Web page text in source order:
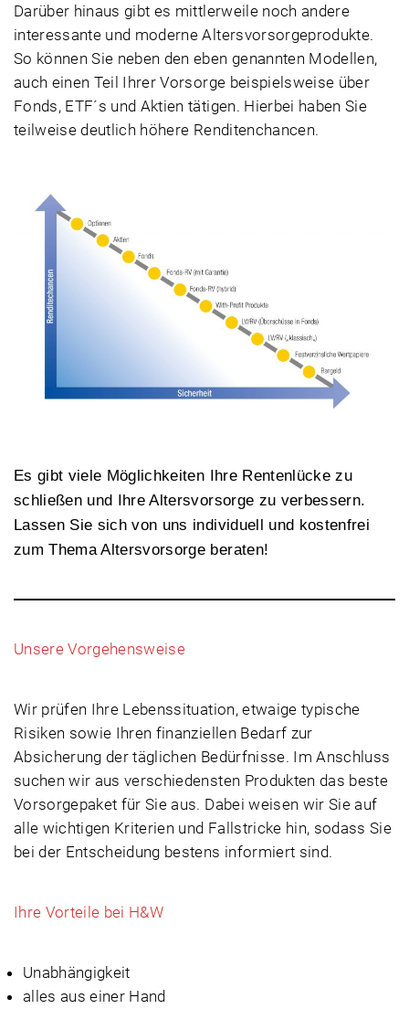
Darüber hinaus gibt es mittlerweile noch andere
interessante und moderne Altersvorsorgeprodukte.
So können Sie neben den eben genannten Modellen,
auch einen Teil Ihrer Vorsorge beispielsweise über
Fonds, ETF´s und Aktien tätigen. Hierbei haben Sie
teilweise deutlich höhere Renditenchancen.
Es gibt viele Möglichkeiten Ihre Rentenlücke zu
schließen und Ihre Altersvorsorge zu verbessern.
Lassen Sie sich von uns individuell und kostenfrei
zum Thema Altersvorsorge beraten!
Unsere Vorgehensweise
Wir prüfen Ihre Lebenssituation, etwaige typische
Risiken sowie Ihren finanziellen Bedarf zur
Absicherung der täglichen Bedürfnisse. Im Anschluss
suchen wir aus verschiedensten Produkten das beste
Vorsorgepaket für Sie aus. Dabei weisen wir Sie auf
alle wichtigen Kriterien und Fallstricke hin, sodass Sie
bei der Entscheidung bestens informiert sind.
Ihre Vorteile bei H&W
Unabhängigkeit
alles aus einer Hand